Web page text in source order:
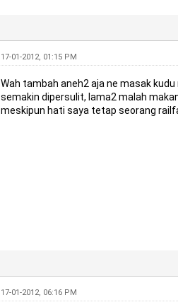
17-01-2012, 01:15 PM
Wah tambah aneh2 aja ne masak
semakin dipersulit, lama2 malah
meskipun hati saya tetap seorang
17-01-2012, 06:16 PM